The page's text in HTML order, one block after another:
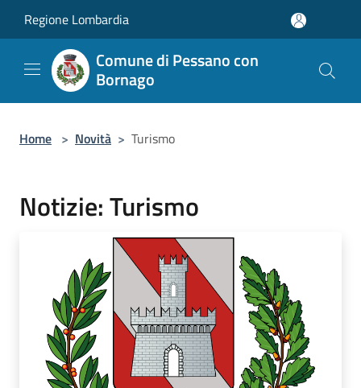
Regione Lombardia
Comune di Pessano con
Bornago
Home > Novità > Turismo
Notizie: Turismo